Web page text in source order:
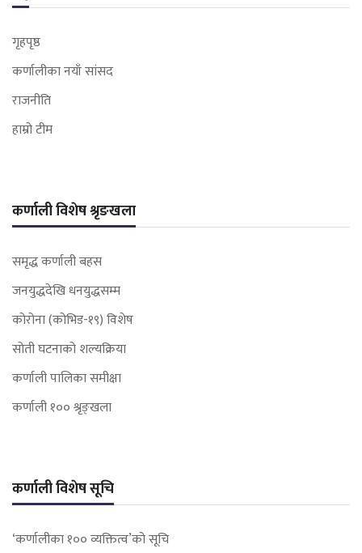
गृहपृष्ठ
कर्णालीका नयाँ सांसद
राजनीति
हाम्रो टीम
कर्णाली विशेष श्रृङखला
समृद्ध कर्णाली बहस
जनयुद्धदेखि धनयुद्धसम्म
कोरोना (कोभिड-१९) विशेष
सोती घटनाको शल्यक्रिया
कर्णाली पालिका समीक्षा
कर्णाली १०० श्रृङ्खला
कर्णाली विशेष सूचि
‘कर्णालीका १०० व्यक्तित्व’को सूचि